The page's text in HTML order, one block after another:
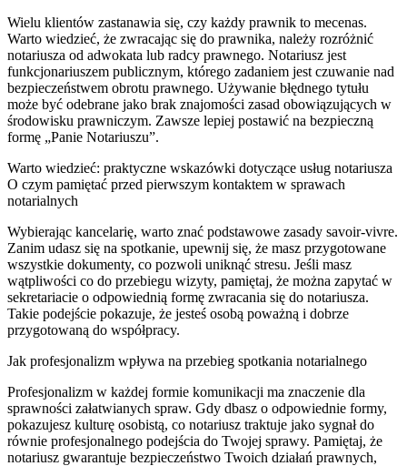
Wielu klientów zastanawia się, czy każdy prawnik to mecenas.
Warto wiedzieć, że zwracając się do prawnika, należy rozróżnić
notariusza od adwokata lub radcy prawnego. Notariusz jest
funkcjonariuszem publicznym, którego zadaniem jest czuwanie nad
bezpieczeństwem obrotu prawnego. Używanie błędnego tytułu
może być odebrane jako brak znajomości zasad obowiązujących w
środowisku prawniczym. Zawsze lepiej postawić na bezpieczną
formę „Panie Notariuszu”.
Warto wiedzieć: praktyczne wskazówki dotyczące usług notariusza
O czym pamiętać przed pierwszym kontaktem w sprawach
notarialnych
Wybierając kancelarię, warto znać podstawowe zasady savoir-vivre.
Zanim udasz się na spotkanie, upewnij się, że masz przygotowane
wszystkie dokumenty, co pozwoli uniknąć stresu. Jeśli masz
wątpliwości co do przebiegu wizyty, pamiętaj, że można zapytać w
sekretariacie o odpowiednią formę zwracania się do notariusza.
Takie podejście pokazuje, że jesteś osobą poważną i dobrze
przygotowaną do współpracy.
Jak profesjonalizm wpływa na przebieg spotkania notarialnego
Profesjonalizm w każdej formie komunikacji ma znaczenie dla
sprawności załatwianych spraw. Gdy dbasz o odpowiednie formy,
pokazujesz kulturę osobistą, co notariusz traktuje jako sygnał do
równie profesjonalnego podejścia do Twojej sprawy. Pamiętaj, że
notariusz gwarantuje bezpieczeństwo Twoich działań prawnych,